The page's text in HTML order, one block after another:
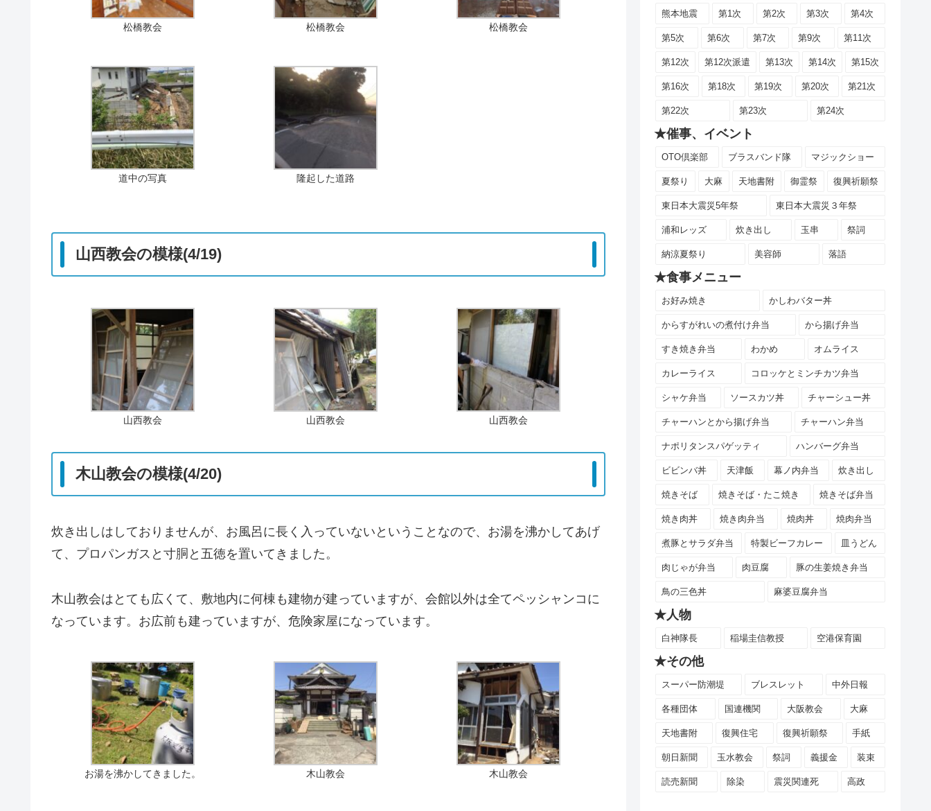
松橋教会 松橋教会 松橋教会
道中の写真 隆起した道路
山西教会の模様(4/19)
山西教会 山西教会 山西教会
木山教会の模様(4/20)
炊き出しはしておりませんが、お風呂に長く入っていないということなので、お湯を沸かしてあげ
て、プロパンガスと寸胴と五徳を置いてきました。
木山教会はとても広くて、敷地内に何棟も建物が建っていますが、会館以外は全てペッシャンコに
なっています。お広前も建っていますが、危険家屋になっています。
お湯を沸かしてきました。 木山教会 木山教会
熊本地震 第1次 第2次 第3次 第4次
第5次 第6次 第7次 第9次 第11次
第12次 第12次派遣 第13次 第14次 第15次
第16次 第18次 第19次 第20次 第21次
第22次 第23次 第24次
★催事、イベント
OTO倶楽部 ブラスバンド隊 マジックショー
夏祭り 大麻 天地書附 御霊祭 復興祈願祭
東日本大震災5年祭 東日本大震災３年祭
浦和レッズ 炊き出し 玉串 祭詞
納涼夏祭り 美容師 落語
★食事メニュー
お好み焼き かしわバター丼
からすがれいの煮付け弁当 から揚げ弁当
すき焼き弁当 わかめ オムライス
カレーライス コロッケとミンチカツ弁当
シャケ弁当 ソースカツ丼 チャーシュー丼
チャーハンとから揚げ弁当 チャーハン弁当
ナポリタンスパゲッティ ハンバーグ弁当
ビビンバ丼 天津飯 幕ノ内弁当 炊き出し
焼きそば 焼きそば・たこ焼き 焼きそば弁当
焼き肉丼 焼き肉弁当 焼肉丼 焼肉弁当
煮豚とサラダ弁当 特製ビーフカレー 皿うどん
肉じゃが弁当 肉豆腐 豚の生姜焼き弁当
鳥の三色丼 麻婆豆腐弁当
★人物
白神隊長 稲場圭信教授 空港保育園
★その他
スーパー防潮堤 ブレスレット 中外日報
各種団体 国連機関 大阪教会 大麻
天地書附 復興住宅 復興祈願祭 手紙
朝日新聞 玉水教会 祭詞 義援金 装束
読売新聞 除染 震災関連死 高政